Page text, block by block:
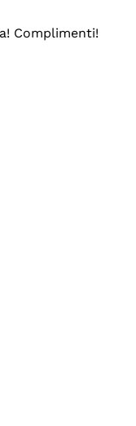
Complimenti!